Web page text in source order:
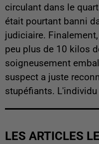
circulant dans le
était pourtant banni
judiciaire.
peu plus de 10 kilos
soigneusement
suspect a juste
stupéfiants.
LES ARTICLES